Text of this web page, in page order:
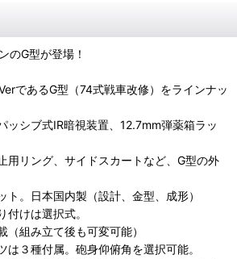
のG型が登場！
であるG型（74式戦車改修）をラインナッ
ッシブ式IR暗視装置、12.7mm弾薬箱ラッ
用リング、サイドスカートなど、G型の外
ト。日本国内製（設計、金型、成形）
付けは選択式。
（組み立て後も可変可能）
は３種付属。砲身仰俯角を選択可能。